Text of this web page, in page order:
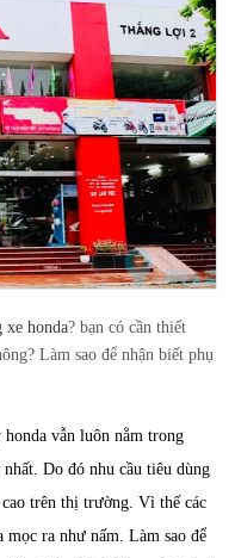
xe honda? bạn có cần thiết
Làm sao để nhận biết phụ
honda vẫn luôn nằm trong
Do đó nhu cầu tiêu dùng
trên thị trường. Vì thế các
mọc ra như nấm. Làm sao để